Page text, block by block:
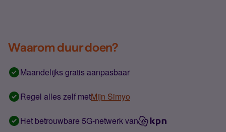
Waarom duur doen?
Maandelijks gratis aanpasbaar
Regel alles zelf metMijn Simyo
Het betrouwbare 5G-netwerk van